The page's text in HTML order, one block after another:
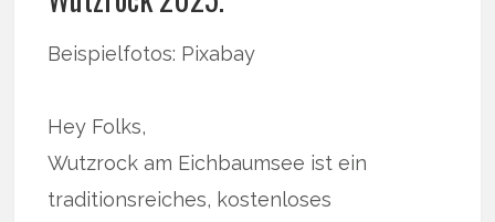
Beispielfotos: Pixabay
Hey Folks,
Wutzrock am Eichbaumsee ist ein
traditionsreiches, kostenloses